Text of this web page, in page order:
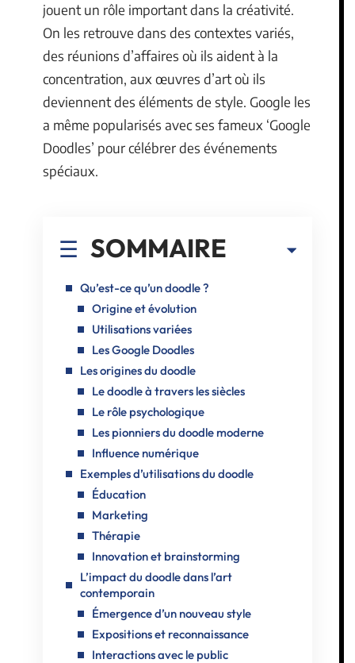
jouent un rôle important dans la créativité.
On les retrouve dans des contextes variés,
des réunions d’affaires où ils aident à la
concentration, aux œuvres d’art où ils
deviennent des éléments de style. Google les
a même popularisés avec ses fameux ‘Google
Doodles’ pour célébrer des événements
spéciaux.
SOMMAIRE
Qu’est-ce qu’un doodle ?
Origine et évolution
Utilisations variées
Les Google Doodles
Les origines du doodle
Le doodle à travers les siècles
Le rôle psychologique
Les pionniers du doodle moderne
Influence numérique
Exemples d’utilisations du doodle
Éducation
Marketing
Thérapie
Innovation et brainstorming
L’impact du doodle dans l’art
contemporain
Émergence d’un nouveau style
Expositions et reconnaissance
Interactions avec le public